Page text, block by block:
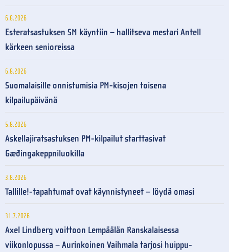
6.8.2026
Esteratsastuksen SM käyntiin – hallitseva mestari Antell
kärkeen senioreissa
6.8.2026
Suomalaisille onnistumisia PM-kisojen toisena
kilpailupäivänä
5.8.2026
Askellajiratsastuksen PM-kilpailut starttasivat
Gæðingakeppniluokilla
3.8.2026
Tallille!-tapahtumat ovat käynnistyneet – löydä omasi
31.7.2026
Axel Lindberg voittoon Lempäälän Ranskalaisessa
viikonlopussa – Aurinkoinen Vaihmala tarjosi huippu-